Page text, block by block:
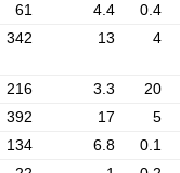
61 4.4 0.4
342 13 4
216 3.3 20
392 17 5
134 6.8 0.1